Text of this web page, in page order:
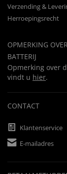
Verzending &
Herroepingsrecht
OPMERKING
BATTERIJ
Opmerking over
vindt u hier.
CONTACT
Klantenservice
E-mailadres